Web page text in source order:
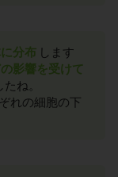
分布 します
影響を受けて
ね。
れの細胞の下